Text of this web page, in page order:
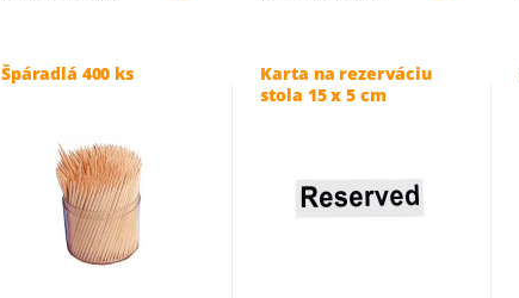
Špáradlá 400 ks
Karta na rezerváciu
stola 15 x 5 cm